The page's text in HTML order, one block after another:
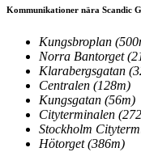
Kommunikationer nära Scandic
Kungsbroplan
Norra Bantorget
Klarabergsgatan
Centralen (128m)
Kungsgatan (56m)
Cityterminalen
Stockholm
Hötorget(386m)